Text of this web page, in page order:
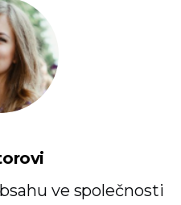
ve společnosti